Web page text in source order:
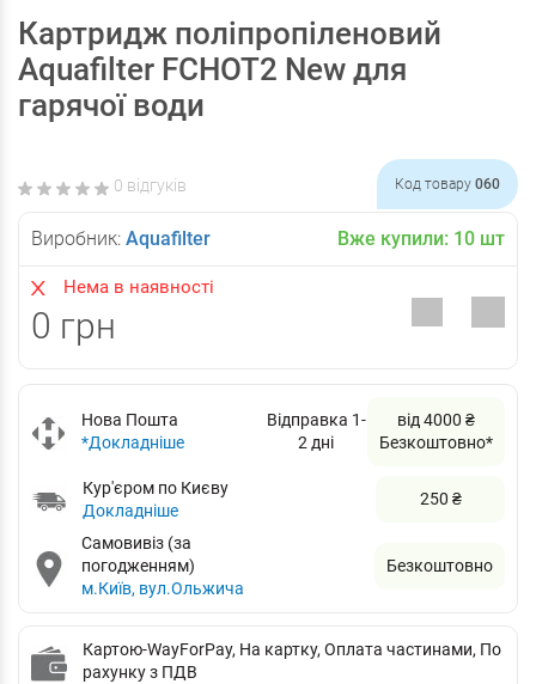
Картридж поліпропіленовий
Aquafilter FCHOT2 New для
гарячої води
0 відгуків Код товару 060
Виробник: Aquafilter Вже купили: 10 шт
Нема в наявності
0 грн
Нова Пошта
*Докладніше
Відправка 1-
2 дні
від 4000 ₴
Безкоштовно*
Кур'єром по Києву
Докладніше
250 ₴
Самовивіз (за
погодженням)
м.Київ, вул.Ольжича
Безкоштовно
Картою-WayForPay, На картку, Оплата частинами, По
рахунку з ПДВ